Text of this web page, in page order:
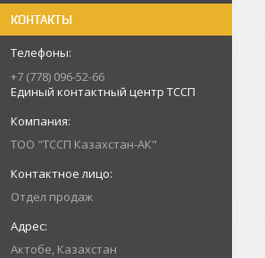
КОНТАКТЫ
+7 (778) 096-52-66
Единый контактный центр ТССП
ТОО "ТССП Казахстан-АК"
Отдел продаж
Актобе, Казахстан